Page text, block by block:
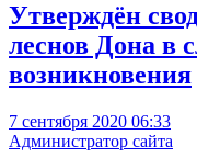
Утверждён
леснов Дона в
возникновения
7 сентября 2020 06:33
Администратор сайта